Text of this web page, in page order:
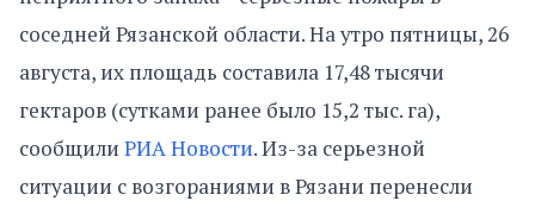
соседней Рязанской области. На утро пятницы, 26
августа, их площадь составила 17,48 тысячи
гектаров (сутками ранее было 15,2 тыс. га),
сообщили РИА Новости. Из-за серьезной
ситуации с возгораниями в Рязани перенесли